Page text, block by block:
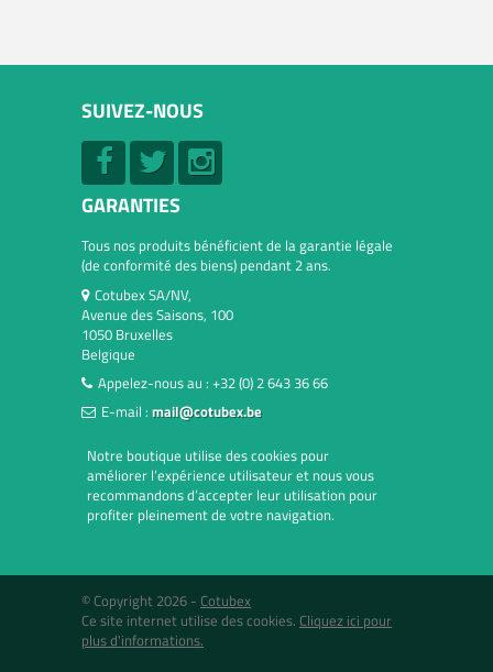
SUIVEZ-NOUS
GARANTIES
Tous nos produits bénéficient de la garantie légale
(de conformité des biens) pendant 2 ans.
Cotubex SA/NV,
Avenue des Saisons, 100
1050 Bruxelles
Belgique
Appelez-nous au : +32 (0) 2 643 36 66
E-mail : mail@cotubex.be
Notre boutique utilise des cookies pour
améliorer l’expérience utilisateur et nous vous
recommandons d’accepter leur utilisation pour
profiter pleinement de votre navigation.
© Copyright 2026 - Cotubex
Ce site internet utilise des cookies. Cliquez ici pour
plus d'informations.